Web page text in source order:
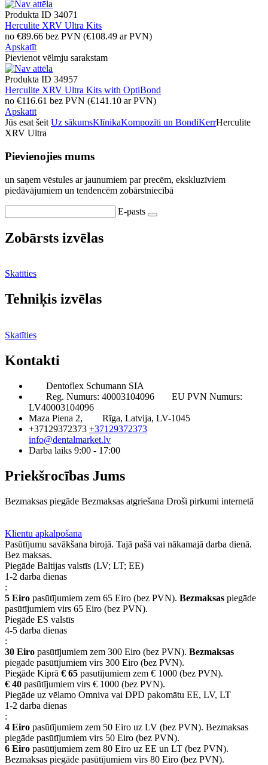
Produkta ID 34071
Herculite XRV Ultra Kits
no €89.66 bez PVN (€108.49 ar PVN)
Apskatīt
Pievienot vēlmju sarakstam
Produkta ID 34957
Herculite XRV Ultra Kits with OptiBond
no €116.61 bez PVN (€141.10 ar PVN)
Apskatīt
Jūs esat šeit Uz sākumsKlīnikaKompozīti un BondiKerrHerculite
XRV Ultra
Pievienojies mums
un saņem vēstules ar jaunumiem par precēm, ekskluzīviem
piedāvājumiem un tendencēm zobārstniecībā
E-pasts
Zobārsts izvēlas
Skatīties
Tehniķis izvēlas
Skatīties
Kontakti
Dentoflex Schumann SIA
Reg. Numurs: 40003104096
EU PVN Numurs:
LV40003104096
Maza Piena 2,
Rīga, Latvija, LV-1045
+37129372373 +37129372373
info@dentalmarket.lv
Darba laiks 9:00 - 17:00
Priekšrocības Jums
Bezmaksas piegāde Bezmaksas atgriešana Droši pirkumi internetā
Klientu apkalpošana
Pasūtījumu savākšana birojā. Tajā pašā vai nākamajā darba dienā.
Bez maksas.
Piegāde Baltijas valstīs (LV; LT; EE)
1-2 darba dienas
:
5 Eiro pasūtījumiem zem 65 Eiro (bez PVN). Bezmaksas piegāde
pasūtījumiem virs 65 Eiro (bez PVN).
Piegāde ES valstīs
4-5 darba dienas
:
30 Eiro pasūtījumiem zem 300 Eiro (bez PVN). Bezmaksas
piegāde pasūtījumiem virs 300 Eiro (bez PVN).
Piegāde Kiprā € 65 pasutījumiem zem € 1000 (bez PVN).
€ 40 pasūtījumiem virs € 1000 (bez PVN).
Piegāde uz vēlamo Omniva vai DPD pakomātu EE, LV, LT
1-2 darba dienas
:
4 Eiro pasūtījumiem zem 50 Eiro uz LV (bez PVN). Bezmaksas
piegāde pasūtījumiem virs 50 Eiro (bez PVN).
6 Eiro pasūtījumiem zem 80 Eiro uz EE un LT (bez PVN).
Bezmaksas piegāde pasūtījumiem virs 80 Eiro (bez PVN).